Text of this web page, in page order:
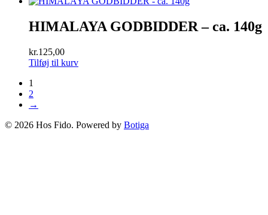
HIMALAYA GODBIDDER – ca. 140g
kr.125,00
Tilføj til kurv
1
2
→
© 2026 Hos Fido. Powered by Botiga